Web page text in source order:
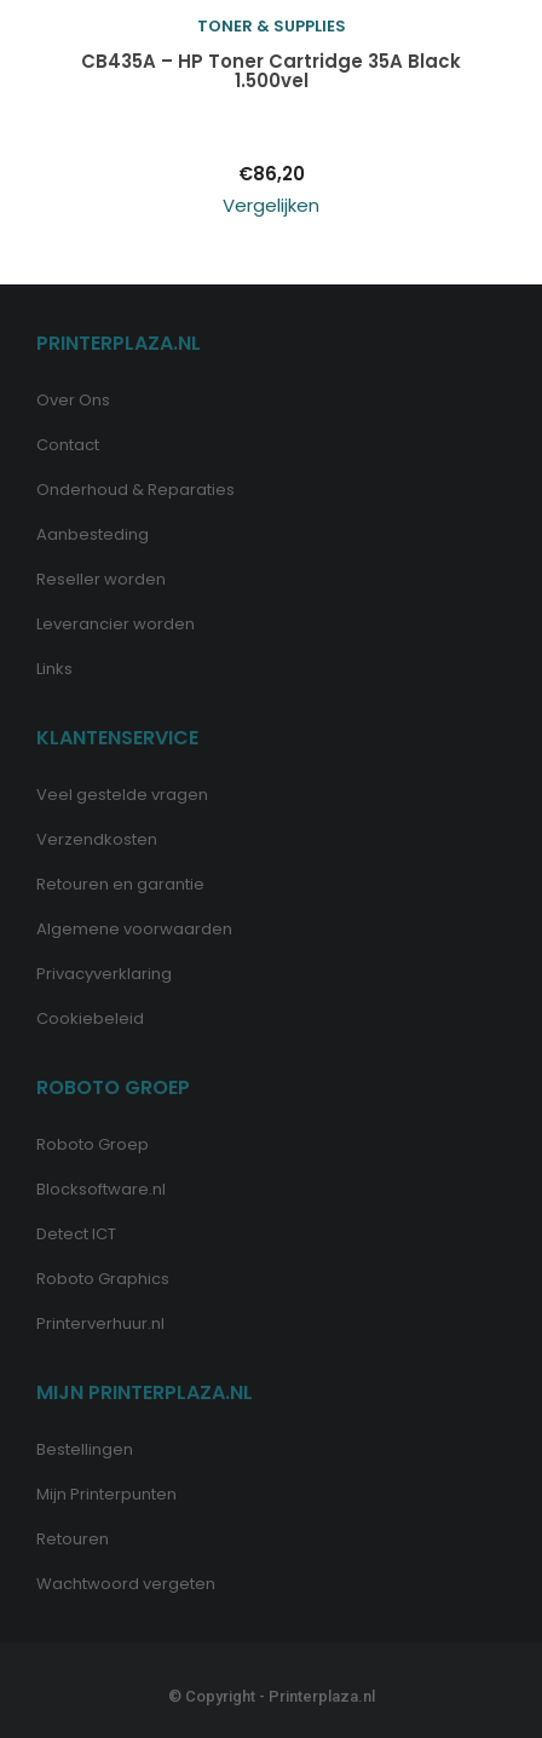
Toevoegen aan
TONER & SUPPLIES
CB435A – HP Toner Cartridge 35A Black
1.500vel
€86,20
Vergelijken
PRINTERPLAZA.NL
Over Ons
Contact
Onderhoud & Reparaties
Aanbesteding
Reseller worden
Leverancier worden
Links
KLANTENSERVICE
Veel gestelde vragen
Verzendkosten
Retouren en garantie
Algemene voorwaarden
Privacyverklaring
Cookiebeleid
ROBOTO GROEP
Roboto Groep
Blocksoftware.nl
Detect ICT
Roboto Graphics
Printerverhuur.nl
MIJN PRINTERPLAZA.NL
Bestellingen
Mijn Printerpunten
Retouren
Wachtwoord vergeten
© Copyright - Printerplaza.nl